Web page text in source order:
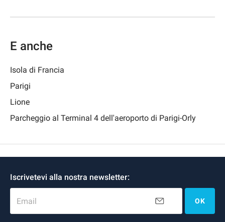
E anche
Isola di Francia
Parigi
Lione
Parcheggio al Terminal 4 dell'aeroporto di Parigi-Orly
Iscrivetevi alla nostra newsletter:
Email OK